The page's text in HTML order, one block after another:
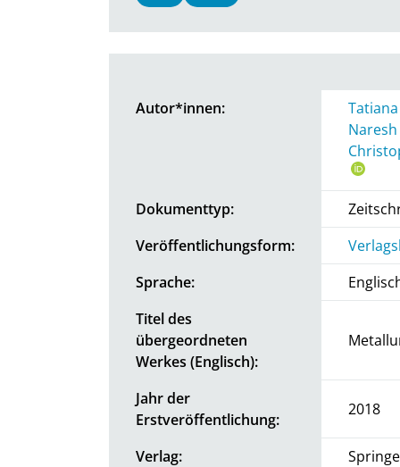
Autor*innen:
Dokumenttyp:
Veröffentlichungsform:
Sprache:
Titel des
übergeordneten
Werkes (Englisch):
Jahr der
Erstveröffentlichung:
2018
Verlag: